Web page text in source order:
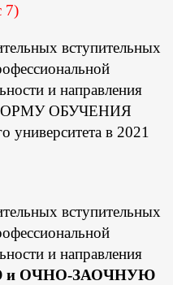
7)
вступительных
и направления
ОБУЧЕНИЯ
университета в 2021
вступительных
и направления
и ОЧНО-ЗАОЧНУЮ